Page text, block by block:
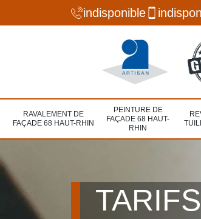
indisponible
RAVALEMENT DE
FAÇADE 68 HAUT-RHIN
PEINTURE DE
FAÇADE 68 HAUT-
RHIN
TARIFS